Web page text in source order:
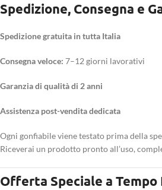
Spedizione, Consegna e
Spedizione gratuita in tutta Italia
Consegna veloce: 7–12 giorni lavorativi
Garanzia di qualità di 2 anni
Assistenza post-vendita dedicata
Ogni gonfiabile viene testato prima della
Riceverai un prodotto pronto all’uso,
Offerta Speciale a